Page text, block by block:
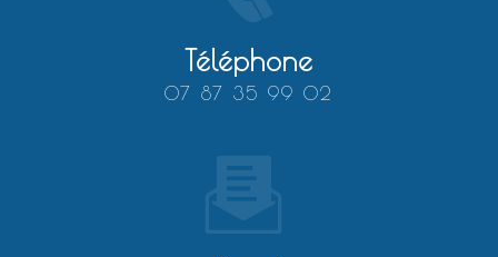
Téléphone
07 87 35 99 02